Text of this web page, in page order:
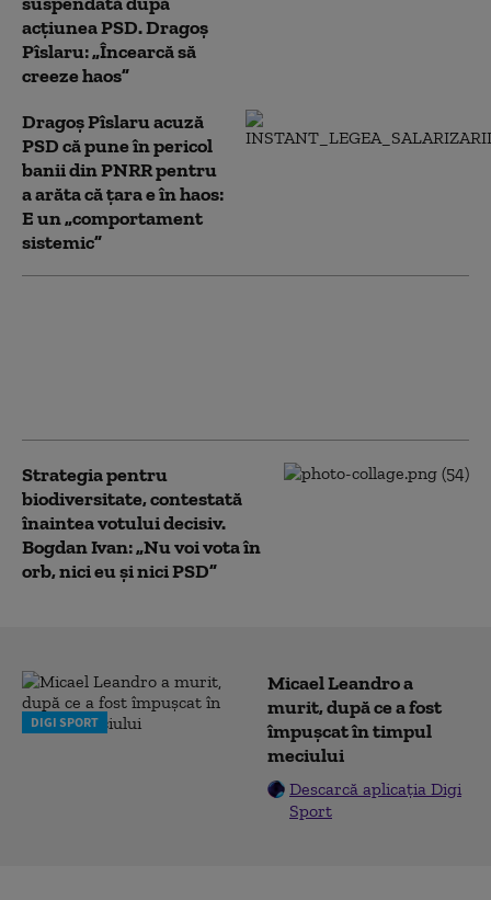
acțiunea PSD. Dragoș
Pîslaru: „Încearcă să
creeze haos”
Dragoș Pîslaru acuză
PSD că pune în pericol
banii din PNRR pentru
a arăta că țara e în haos:
E un „comportament
sistemic”
Strategia pentru
biodiversitate, contestată
înaintea votului decisiv.
Bogdan Ivan: „Nu voi vota în
orb, nici eu și nici PSD”
DIGI SPORT
Micael Leandro a
murit, după ce a fost
împușcat în timpul
meciului
Descarcă aplicația Digi
Sport